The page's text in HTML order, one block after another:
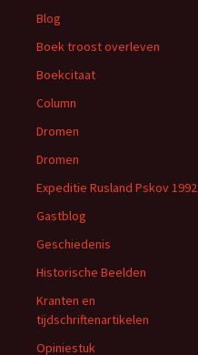
Blog
Boek troost overleven
Boekcitaat
Column
Dromen
Dromen
Expeditie Rusland Pskov 1992
Gastblog
Geschiedenis
Historische Beelden
Kranten en
tijdschriftenartikelen
Opiniestuk